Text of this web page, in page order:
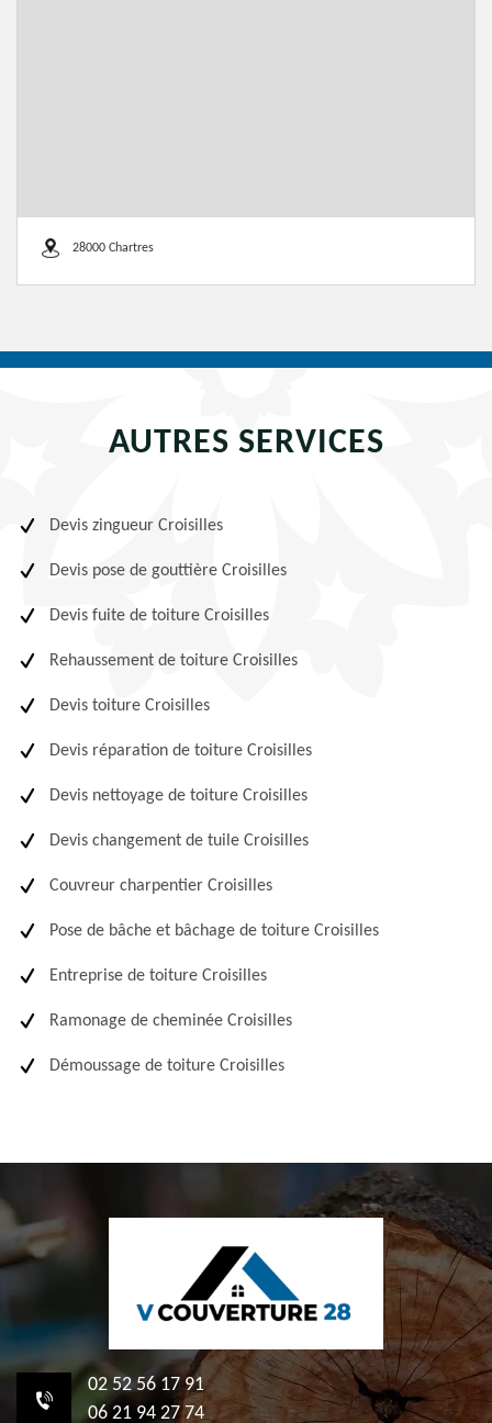
28000 Chartres
AUTRES SERVICES
Devis zingueur Croisilles
Devis pose de gouttière Croisilles
Devis fuite de toiture Croisilles
Rehaussement de toiture Croisilles
Devis toiture Croisilles
Devis réparation de toiture Croisilles
Devis nettoyage de toiture Croisilles
Devis changement de tuile Croisilles
Couvreur charpentier Croisilles
Pose de bâche et bâchage de toiture Croisilles
Entreprise de toiture Croisilles
Ramonage de cheminée Croisilles
Démoussage de toiture Croisilles
02 52 56 17 91
06 21 94 27 74